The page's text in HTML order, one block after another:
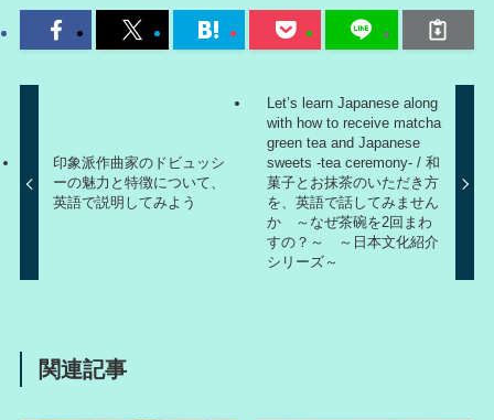
印象派作曲家のドビュッシ
ーの魅力と特徴について、
英語で説明してみよう
Let’s learn Japanese along
with how to receive matcha
green tea and Japanese
sweets -tea ceremony- / 和
菓子とお抹茶のいただき方
を、英語で話してみません
か ～なぜ茶碗を2回まわ
すの？～ ～日本文化紹介
シリーズ～
関連記事